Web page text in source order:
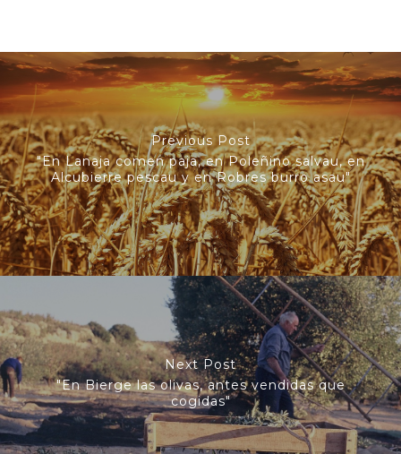
Previous Post
"En Lanaja comen paja, en Poleñino salvau, en
Alcubierre pescau y en Robres burro asau"
Next Post
"En Bierge las olivas, antes vendidas que
cogidas"